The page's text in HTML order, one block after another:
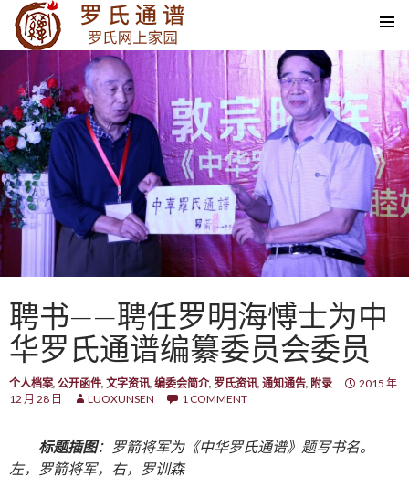
SKIP TO CONTENT
聘书——聘任罗明海愽士为中
华罗氏通谱编纂委员会委员
个人档案, 公开函件, 文字资讯, 编委会简介, 罗氏资讯, 通知通告, 附录
2015 年
12 月 28 日
LUOXUNSEN 1 COMMENT
标题插图：罗箭将军为《中华罗氏通谱》题写书名。
左，罗箭将军，右，罗训森